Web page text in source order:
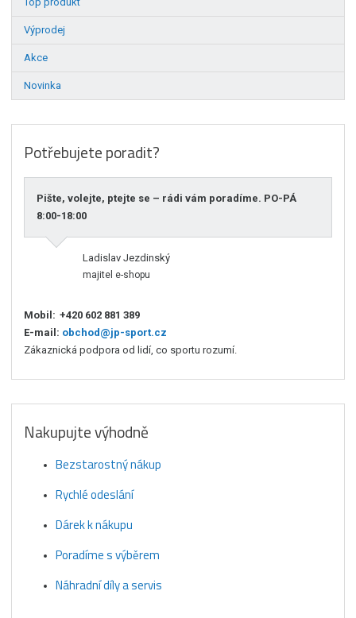
Výprodej
Akce
Novinka
Potřebujete poradit?
Pište, volejte, ptejte se – rádi vám poradíme. PO-PÁ
8:00-18:00
Ladislav Jezdinský
majitel e-shopu
Mobil: +420 602 881 389
E-mail: obchod@jp-sport.cz
Zákaznická podpora od lidí, co sportu rozumí.
Nakupujte výhodně
Bezstarostný nákup
Rychlé odeslání
Dárek k nákupu
Poradíme s výběrem
Náhradní díly a servis